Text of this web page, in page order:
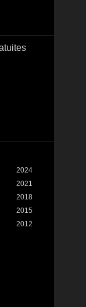
& Fantastique
2024
2021
2018
2015
2012